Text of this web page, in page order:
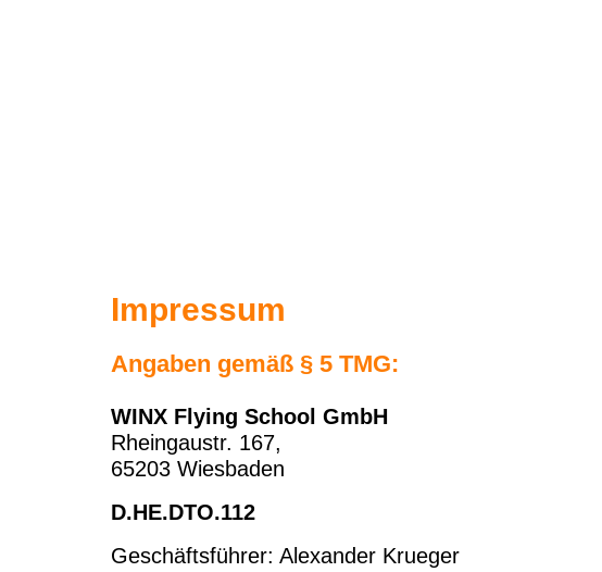
Impressum
Angaben gemäß § 5 TMG:
WINX Flying School GmbH
Rheingaustr. 167,
65203 Wiesbaden
D.HE.DTO.112
Geschäftsführer: Alexander Krueger